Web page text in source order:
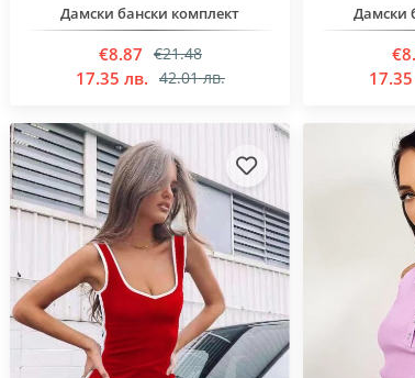
Дамски бански комплект
€8.87 €21.48
17.35 лв. 42.01 лв.
Дамски